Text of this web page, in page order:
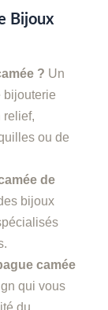
Bijoux
? Un
bijouterie
relief,
ou de
de
bijoux
camée
qui vous
du